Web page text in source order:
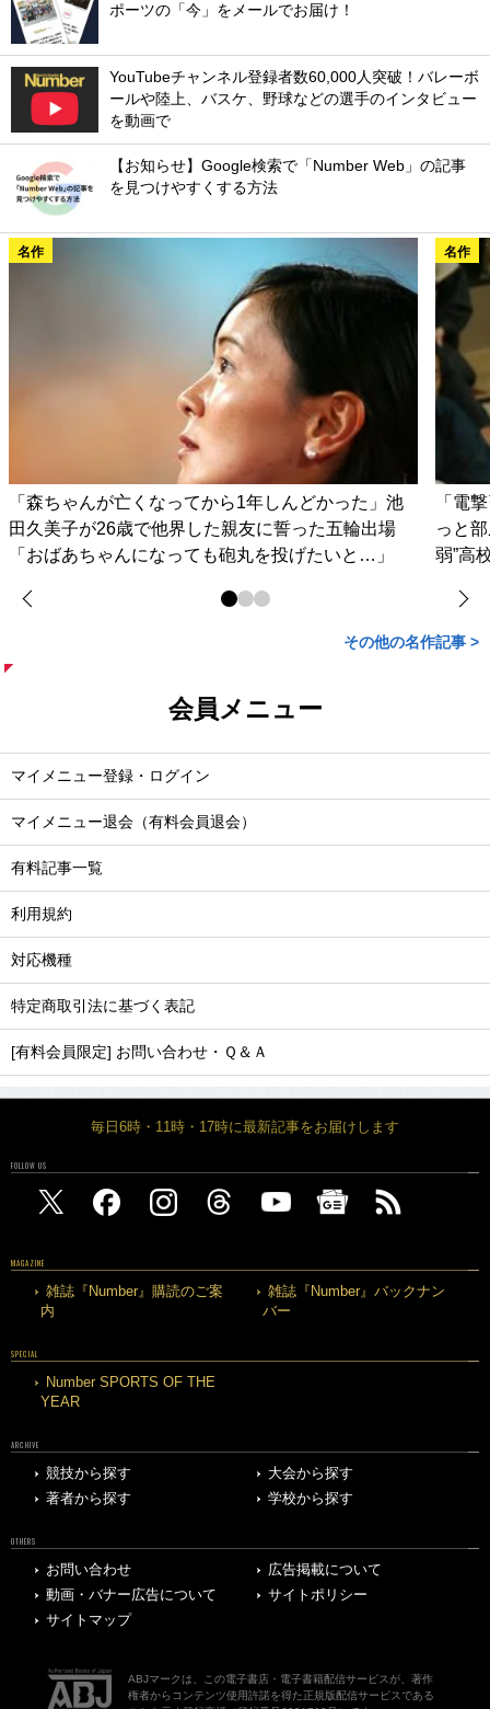
ポーツの「今」をメールでお届け！
YouTubeチャンネル登録者数60,000人突破！バレーボ
ールや陸上、バスケ、野球などの選手のインタビュー
を動画で
【お知らせ】Google検索で「Number Web」の記事
を見つけやすくする方法
名作
「森ちゃんが亡くなってから1年しんどかった」池
田久美子が26歳で他界した親友に誓った五輪出場
「おばあちゃんになっても砲丸を投げたいと…」
名作
「電
っと
弱”高
その他の名作記事 >
会員メニュー
マイメニュー登録・ログイン
マイメニュー退会（有料会員退会）
有料記事一覧
利用規約
対応機種
特定商取引法に基づく表記
[有料会員限定] お問い合わせ・Ｑ＆Ａ
毎日6時・11時・17時に最新記事をお届けします
FOLLOW US
MAGAZINE
雑誌『Number』購読のご案
内
雑誌『Number』バックナン
バー
SPECIAL
Number SPORTS OF THE
YEAR
ARCHIVE
競技から探す
大会から探す
著者から探す
学校から探す
OTHERS
お問い合わせ
広告掲載について
動画・バナー広告について
サイトポリシー
サイトマップ
ABJマークは、この電子書店・電子書籍配信サービスが、著作
権者からコンテンツ使用許諾を得た正規版配信サービスである